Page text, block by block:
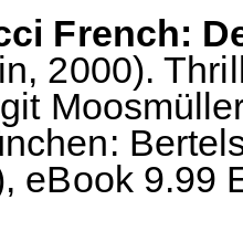
French:
2000).
eBook 9.99